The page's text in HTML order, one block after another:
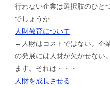
行わない企業は選択肢のひと
でしょうか
人財教育について
→人財はコストではない。企
の発展には人財が欠かせない
ます。それは・・・
人財を成長させる